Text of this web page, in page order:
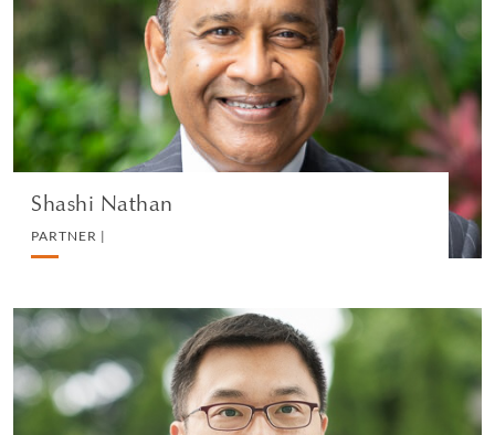
Shashi Nathan
PARTNER |
WHITE COLLAR DEFENSE AND INVESTIGATIONS
VEDI IL PROFILO
Joseph Chu